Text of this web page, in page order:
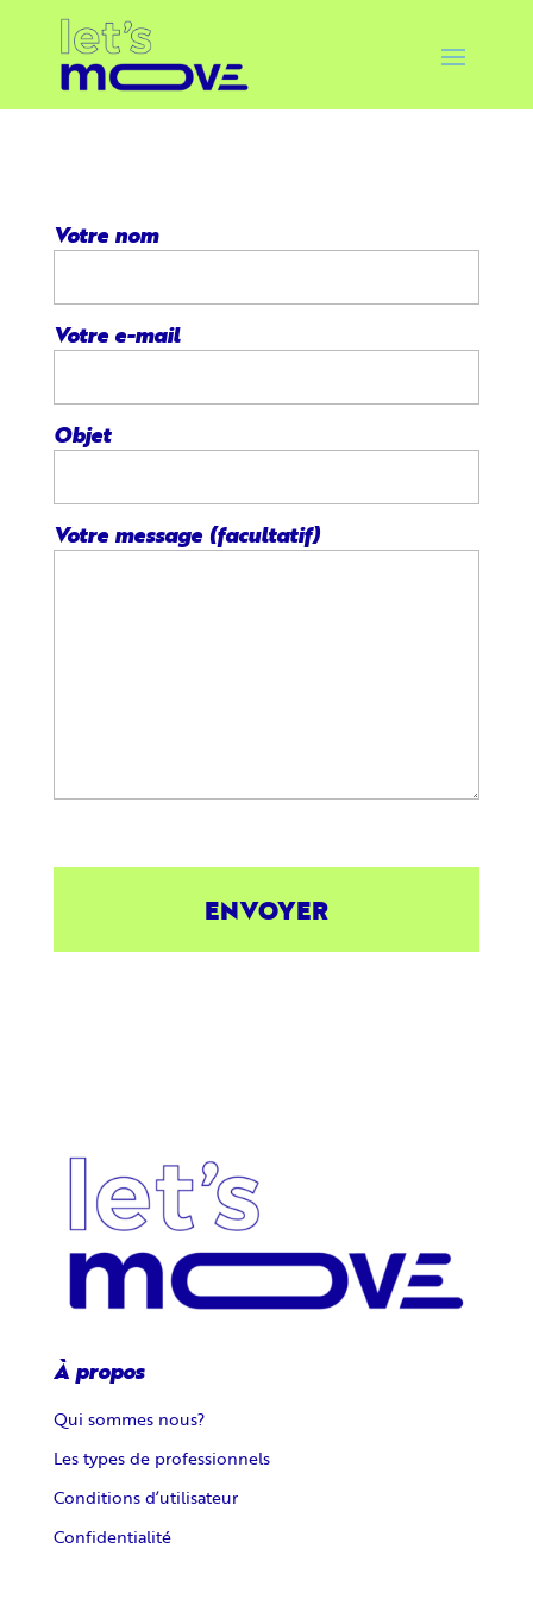
Votre nom
Votre e-mail
Objet
Votre message (facultatif)
À propos
Qui sommes nous?
Les types de professionnels
Conditions d’utilisateur
Confidentialité